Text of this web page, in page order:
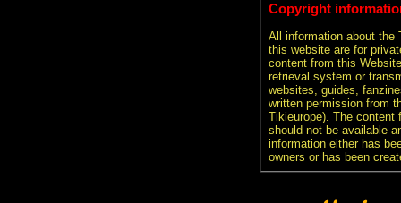
Copyright
All information about the
this website are for
content from this
retrieval system or
websites, guides,
written permission from
Tikieurope). The content
should not be available
information either has
owners or has been